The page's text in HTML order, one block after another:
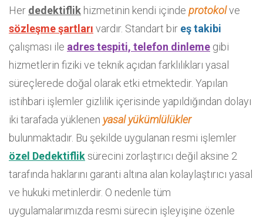
Her dedektiflik hizmetinin kendi içinde protokolve
sözleşmeşartları vardır. Standart bir eş takibi
çalışması ile adres tespiti, telefon dinleme gibi
hizmetlerin fiziki ve teknik açıdan farklılıkları yasal
süreçlerede doğal olarak etki etmektedir. Yapılan
istihbari işlemler gizlilik içerisinde yapıldığından dolayı
iki tarafada yüklenen yasal yükümlülükler
bulunmaktadır. Bu şekilde uygulanan resmi işlemler
özel Dedektifliksürecini zorlaştırıcı değil aksine 2
tarafında haklarını garanti altına alan kolaylaştırıcı yasal
ve hukuki metinlerdir. O nedenle tüm
uygulamalarımızda resmi sürecin işleyişine özenle